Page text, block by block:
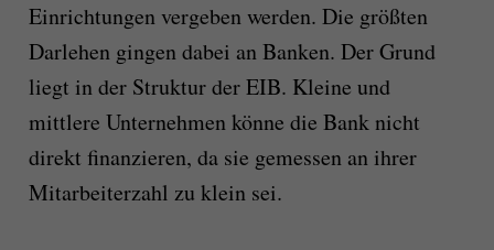
Einrichtungen vergeben werden. Die größten
Darlehen gingen dabei an Banken. Der Grund
liegt in der Struktur der EIB. Kleine und
mittlere Unternehmen könne die Bank nicht
direkt finanzieren, da sie gemessen an ihrer
Mitarbeiterzahl zu klein sei.